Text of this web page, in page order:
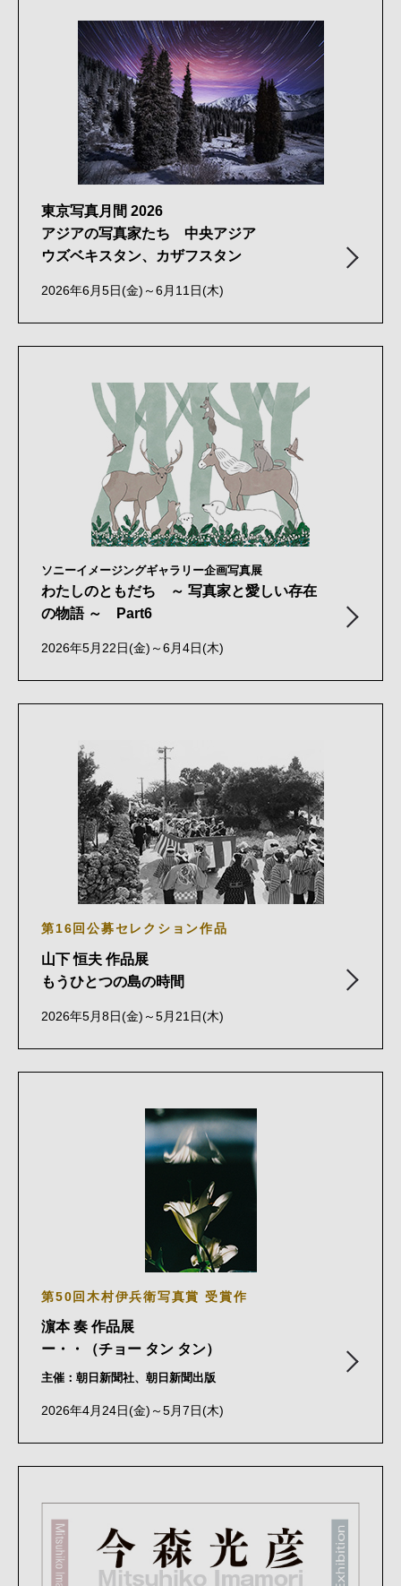
東京写真月間 2026
アジアの写真家たち 中央アジア
ウズベキスタン、カザフスタン
2026年6月5日(金)～6月11日(木)
ソニーイメージングギャラリー企画写真展
わたしのともだち ～ 写真家と愛しい存在
の物語 ～ Part6
2026年5月22日(金)～6月4日(木)
第16回公募セレクション作品
山下 恒夫 作品展
もうひとつの島の時間
2026年5月8日(金)～5月21日(木)
第50回木村伊兵衛写真賞 受賞作
濵本 奏 作品展
ー・・（チョー タン タン）
主催：朝日新聞社、朝日新聞出版
2026年4月24日(金)～5月7日(木)